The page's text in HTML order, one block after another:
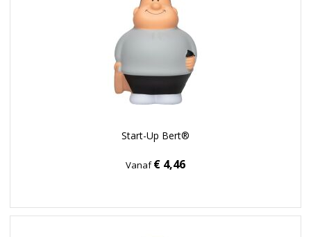
Start-Up Bert®
Vanaf€ 4,46